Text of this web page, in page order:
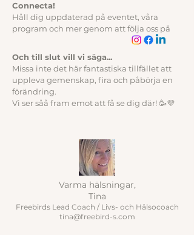
Connecta!
Håll dig uppdaterad på eventet, våra
program och mer genom att följa oss på
Och till slut vill vi säga...
Missa inte det här fantastiska tillfället att
uppleva gemenskap, fira och påbörja en
förändring.
Vi ser såå fram emot att få se dig där! 🥳💜
Varma hälsningar,
Tina
Freebirds Lead Coach / Livs- och Hälsocoach
tina@freebird-s.com